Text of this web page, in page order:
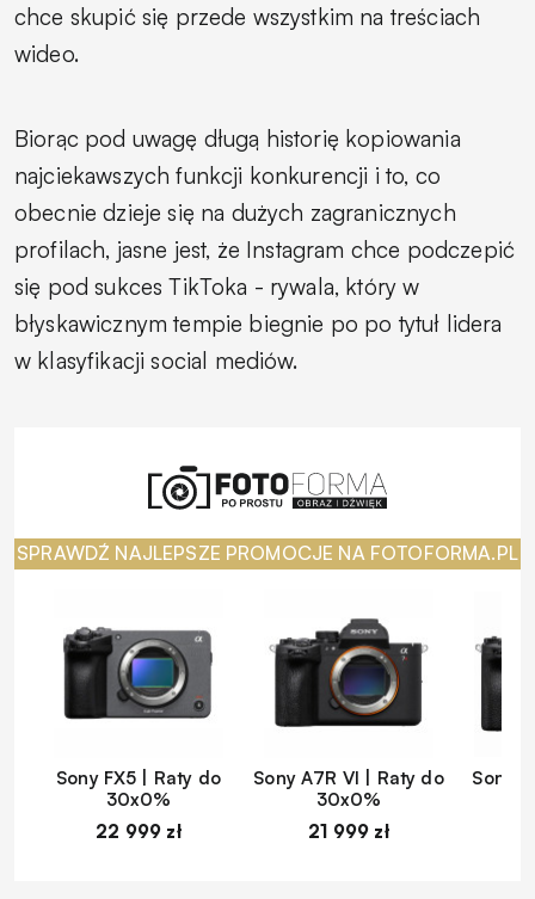
chce skupić się przede wszystkim na treściach
wideo.
Biorąc pod uwagę długą historię kopiowania
najciekawszych funkcji konkurencji i to, co
obecnie dzieje się na dużych zagranicznych
profilach, jasne jest, że Instagram chce podczepić
się pod sukces TikToka - rywala, który w
błyskawicznym tempie biegnie po po tytuł lidera
w klasyfikacji social mediów.
SPRAWDŹ NAJLEPSZE PROMOCJE NA FOTOFORMA.PL
Sony FX5 | Raty do
30x0%
22 999 zł
Sony A7R VI | Raty do
30x0%
21 999 zł
Sony